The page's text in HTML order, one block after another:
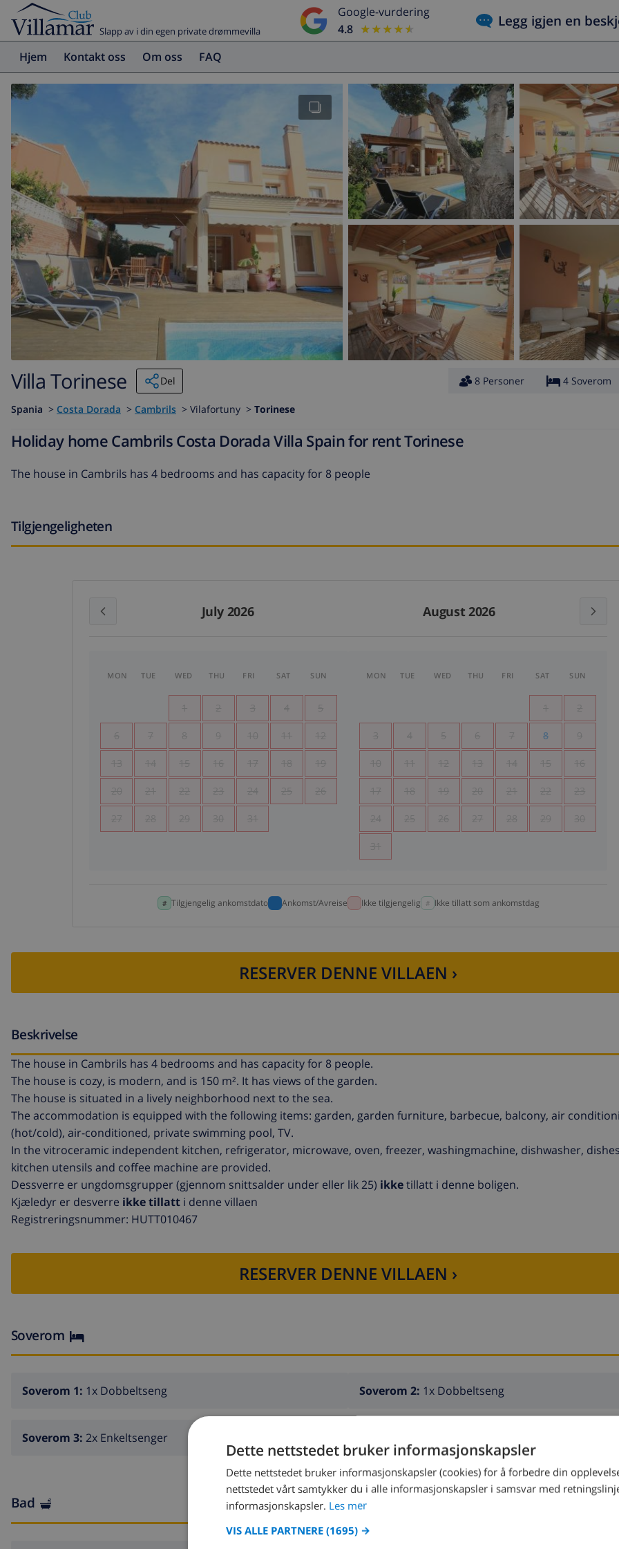
Slapp av i din egen private drømmevilla
Google-vurdering
4.8
★★★★★
★★★★★ Legg igjen en
Hjem Kontakt oss Om oss FAQ
Villa Torinese Del 8 Personer 4 Soverom
Spania > Costa Dorada > Cambrils > Vilafortuny > Torinese
Holiday home Cambrils Costa Dorada Villa Spain for rent Torinese
The house in Cambrils has 4 bedrooms and has capacity for 8 people
Tilgjengeligheten
July 2026 August 2026
MON TUE WED THU FRI SAT SUN
1 2 3 4 5
6 7 8 9 10 11 12
13 14 15 16 17 18 19
20 21 22 23 24 25 26
27 28 29 30 31
MON TUE WED THU FRI SAT SUN
1 2
3 4 5 6 7 8 9
10 11 12 13 14 15 16
17 18 19 20 21 22 23
24 25 26 27 28 29 30
31
Tilgjengelig ankomstdato Ankomst/Avreise Ikke tilgjengelig Ikke tillatt som ankomstdag
RESERVER DENNE VILLAEN ›
Beskrivelse
The house in Cambrils has 4 bedrooms and has capacity for 8 people.
The house is cozy, is modern, and is 150 m². It has views of the garden.
The house is situated in a lively neighborhood next to the sea.
The accommodation is equipped with the following items: garden, garden furniture, barbecue, balcony, air
(hot/cold), air-conditioned, private swimming pool, TV.
In the vitroceramic independent kitchen, refrigerator, microwave, oven, freezer, washingmachine, dishwasher,
kitchen utensils and coffee machine are provided.
Dessverre er ungdomsgrupper (gjennom snittsalder under eller lik 25) ikketillatt i denne boligen.
Kjæledyr er desverre ikke tillatt i denne villaen
Registreringsnummer: HUTT010467
RESERVER DENNE VILLAEN ›
Soverom
Soverom 1: 1x Dobbeltseng Soverom 2: 1x Dobbeltseng
Soverom 3: 2x Enkeltsenger
Bad
Dette nettstedet bruker informasjonskapsler
Dette nettstedet bruker informasjonskapsler (cookies) for å forbedre din
nettstedet vårt samtykker du i alle informasjonskapsler i samsvar med
informasjonskapsler. Les mer
VIS ALLE PARTNERE (1695) →